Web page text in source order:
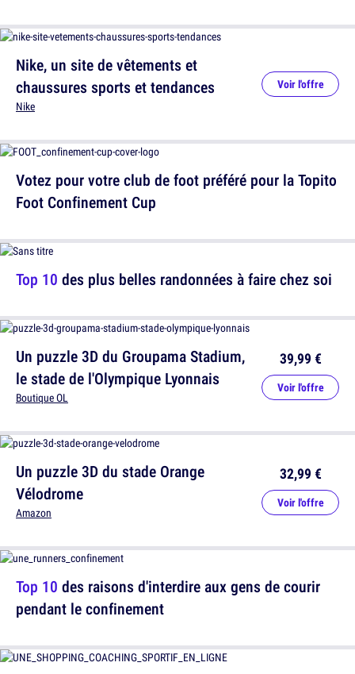
Votez pour votre club de foot préféré pour la Topito
Foot Confinement Cup
Un puzzle 3D du Groupama Stadium,
le stade de l'Olympique Lyonnais
Boutique OL
39,99 €
Voir l'offre
Top 10 des raisons d'interdire aux gens de courir
pendant le confinement
Nike, un site de vêtements et
chaussures sports et tendances
Nike
Voir l'offre
Top 10 des plus belles randonnées à faire chez soi
Un puzzle 3D du stade Orange
Vélodrome
Amazon
32,99 €
Voir l'offre